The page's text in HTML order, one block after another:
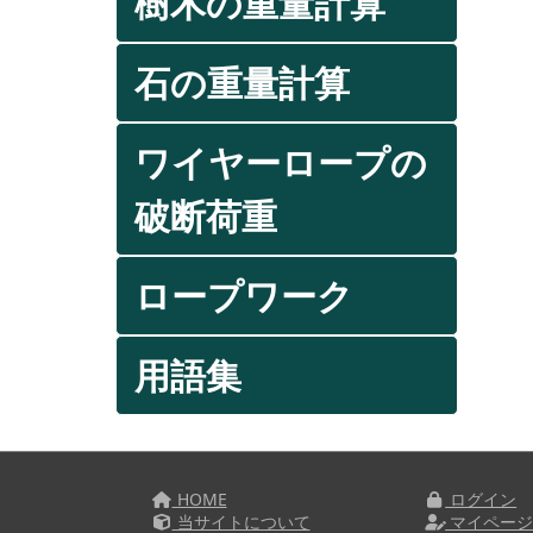
石の重量計算
ワイヤーロープの
破断荷重
ロープワーク
用語集
HOME
当サイトについて
ログイン
マイページ